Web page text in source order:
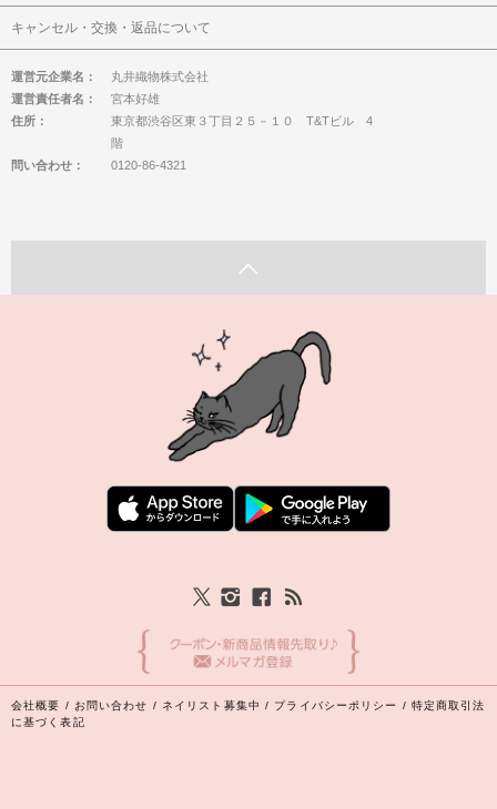
キャンセル・交換・返品について
運営元企業名：
丸井織物株式会社
運営責任者名：
宮本好雄
住所：
東京都渋谷区東３丁目２５－１０ T&Tビル 4
階
問い合わせ：
0120-86-4321
会社概要 / お問い合わせ / ネイリスト募集中 / プライバシーポリシー / 特定商取引法
に基づく表記